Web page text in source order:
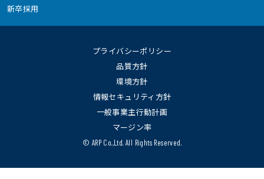
新卒採用
プライバシーポリシー
品質方針
環境方針
情報セキュリティ方針
一般事業主行動計画
マージン率
© ARP Co.,Ltd. All Rights Reserved.